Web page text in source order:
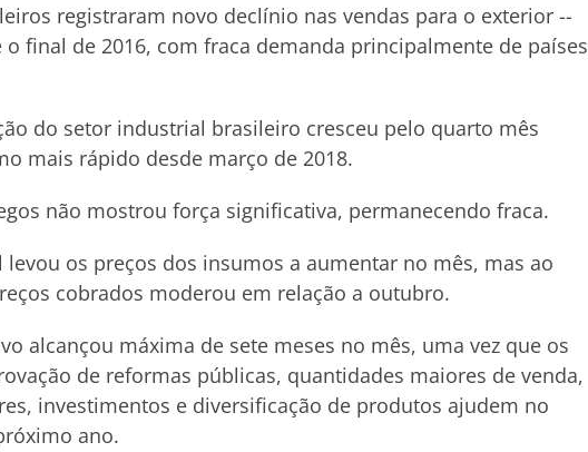
registraram novo declínio nas vendas para o exterior --
final de 2016, com fraca demanda principalmente de países
do setor industrial brasileiro cresceu pelo quarto mês
mais rápido desde março de 2018.
não mostrou força significativa, permanecendo fraca.
os preços dos insumos a aumentar no mês, mas ao
cobrados moderou em relação a outubro.
alcançou máxima de sete meses no mês, uma vez que os
de reformas públicas, quantidades maiores de venda,
investimentos e diversificação de produtos ajudem no
ano.